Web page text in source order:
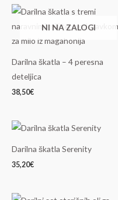
NI NA ZALOGI
Darilna škatla – 4 peresna
deteljica
38,50€
Darilna škatla Serenity
35,20€